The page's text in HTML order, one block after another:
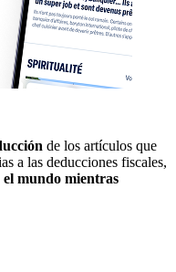
de los artículos que
a las deducciones fiscales,
mundo mientras